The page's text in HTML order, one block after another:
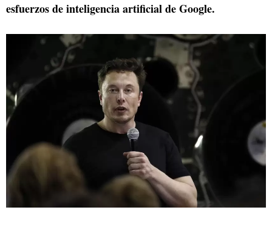
esfuerzos de inteligencia artificial de Google.